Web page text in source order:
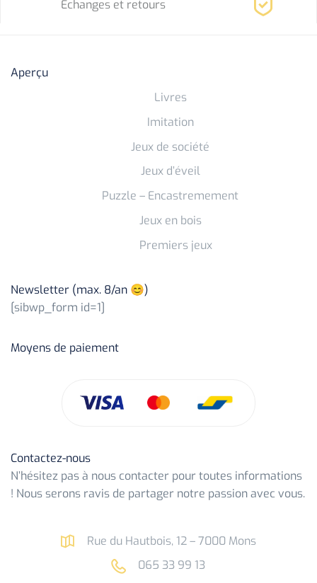
Echanges et retours
Aperçu
Livres
Imitation
Jeux de société
Jeux d’éveil
Puzzle – Encastremement
Jeux en bois
Premiers jeux
Newsletter (max. 8/an 😊)
[sibwp_form id=1]
Moyens de paiement
Contactez-nous
N’hésitez pas à nous contacter pour toutes informations
! Nous serons ravis de partager notre passion avec vous.
Rue du Hautbois, 12 – 7000 Mons
065 33 99 13